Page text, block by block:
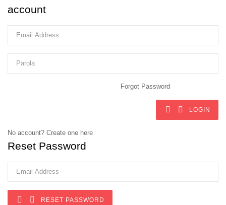
account
Forgot Password
  LOGIN
No account? Create one here
Reset Password
  RESET PASSWORD